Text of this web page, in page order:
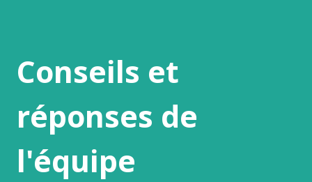
Conseils et
réponses de
l'équipe